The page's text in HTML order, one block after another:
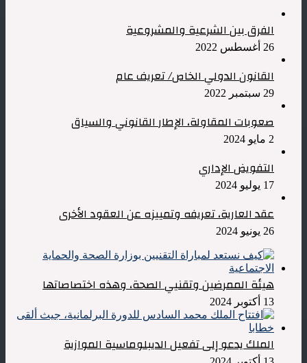
الفرق بين الشرعية والمشروعية
26 أغسطس 2022
القانون الدولي الخاص/ تعريف عام
29 سبتمبر 2022
صعوبات المقاولة، الإطار القانوني والسياق
2 مايو 2024
التفويض الإداري
17 يوليو 2024
عقد العارية، تعريفه وتمييزه عن العقود الأخرى
26 يونيو 2024
هيئة الممرضين وتقنيي الصحة، وهذه اختصاصاتها
13 أكتوبر 2024
الملك يدعو إلى تفعيل الديبلوماسية الموازية